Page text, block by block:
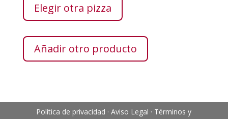
Elegir otra pizza
Añadir otro producto
Política de privacidad ·Aviso Legal · Términos y